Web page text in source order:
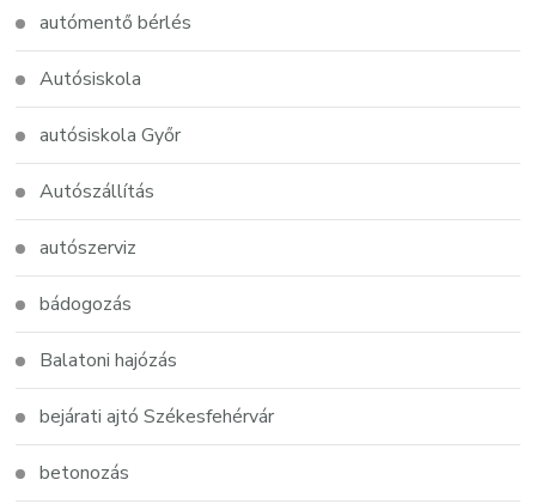
autómentő bérlés
Autósiskola
autósiskola Győr
Autószállítás
autószerviz
bádogozás
Balatoni hajózás
bejárati ajtó Székesfehérvár
betonozás